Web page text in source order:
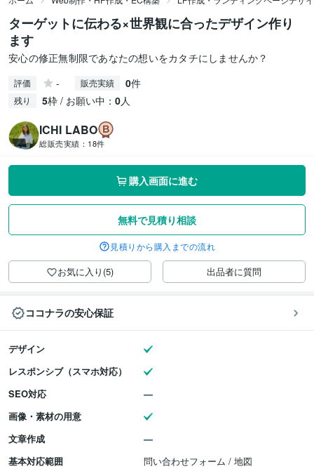
ターゲットに伝わる×世界観に合ったデザイン作り
ます
安心の修正無制限であなたの想いをカタチにしませんか？
評価 - 販売実績 0件
残り 5枠 / お願い中： 0人
ICHI LABO
総販売実績： 18件
購入画面に進む
無料で見積り相談
見積りから購入までの流れ
お気に入り(5) 出品者に質問
ココナラの安心保証
デザイン
レスポンシブ（スマホ対応）
SEO対応
画像・素材の用意
文章作成
基本対応範囲
問い合わせフォーム / 地図